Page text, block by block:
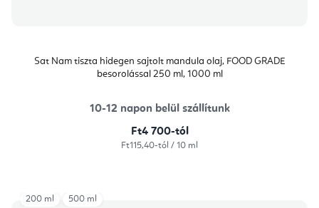
Sat Nam tiszta hidegen sajtolt mandula olaj, FOOD GRADE
besorolással 250 ml, 1000 ml
10-12 napon belül szállítunk
Ft4 700-tól
Egységár:
Ft115,40-tól / 10 ml
200 ml 500 ml